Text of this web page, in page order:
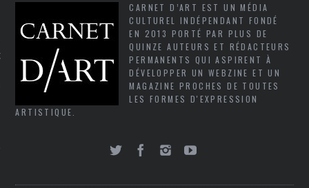
CARNET D’ART EST UN MÉDIA
CULTUREL INDÉPENDANT FONDÉ
EN 2013 PORTÉ PAR PLUS DE
QUINZE AUTEURS ET RÉDACTEURS
PERMANENTS QUI ASPIRENT À
DÉVELOPPER UN WEBZINE ET UN
MAGAZINE PROCHES DE TOUTES
LES FORMES D'EXPRESSION
ARTISTIQUE.